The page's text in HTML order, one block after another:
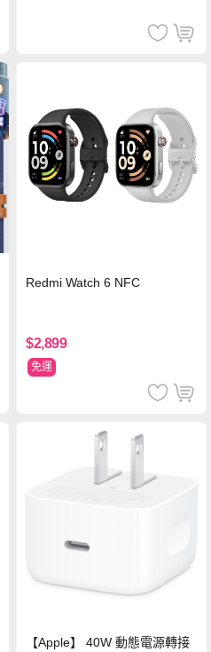
Redmi Watch 6 NFC
$2,899
免運
【Apple】 40W 動態電源轉接